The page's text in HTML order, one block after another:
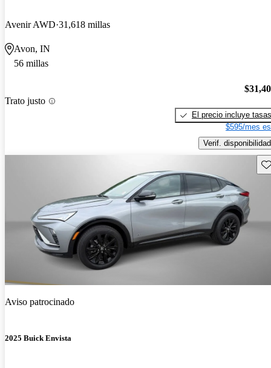
Avenir AWD 31,618 millas
Avon, IN
56 millas
Trato justo
El precio incluye tasas
$595/mes
Verif. disponibilidad
Aviso patrocinado
2025 Buick Envista